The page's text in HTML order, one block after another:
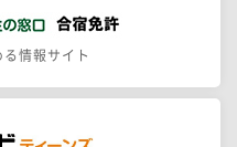
情報サイト